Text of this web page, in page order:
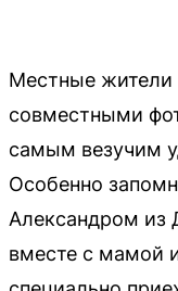
Местные жители
совместными
самым везучим
Особенно
Александром из
вместе с мамой